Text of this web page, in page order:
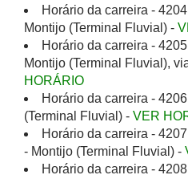
Horário da carreira -
Montijo (Terminal Fluvial) -
Horário da carreira -
Montijo (Terminal Fluvial),
HORÁRIO
Horário da carreira -
(Terminal Fluvial) - VER
Horário da carreira -
- Montijo (Terminal Fluvial) -
Horário da carreira -